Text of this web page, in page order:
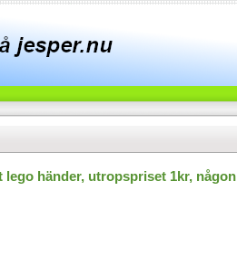
lego händer, utropspriset 1kr, någon